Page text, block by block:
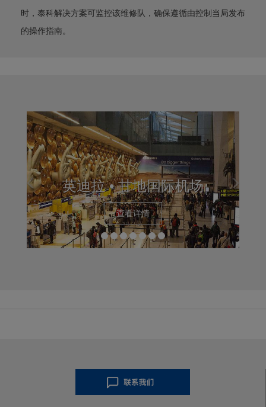
时，泰科解决方案可监控该维修队，确保遵循由控制当局发布
的操作指南。
甘地国际机场
查看详情
阿曼机
杜古姆、塞
斯喀特国
查看详情
Previous Next